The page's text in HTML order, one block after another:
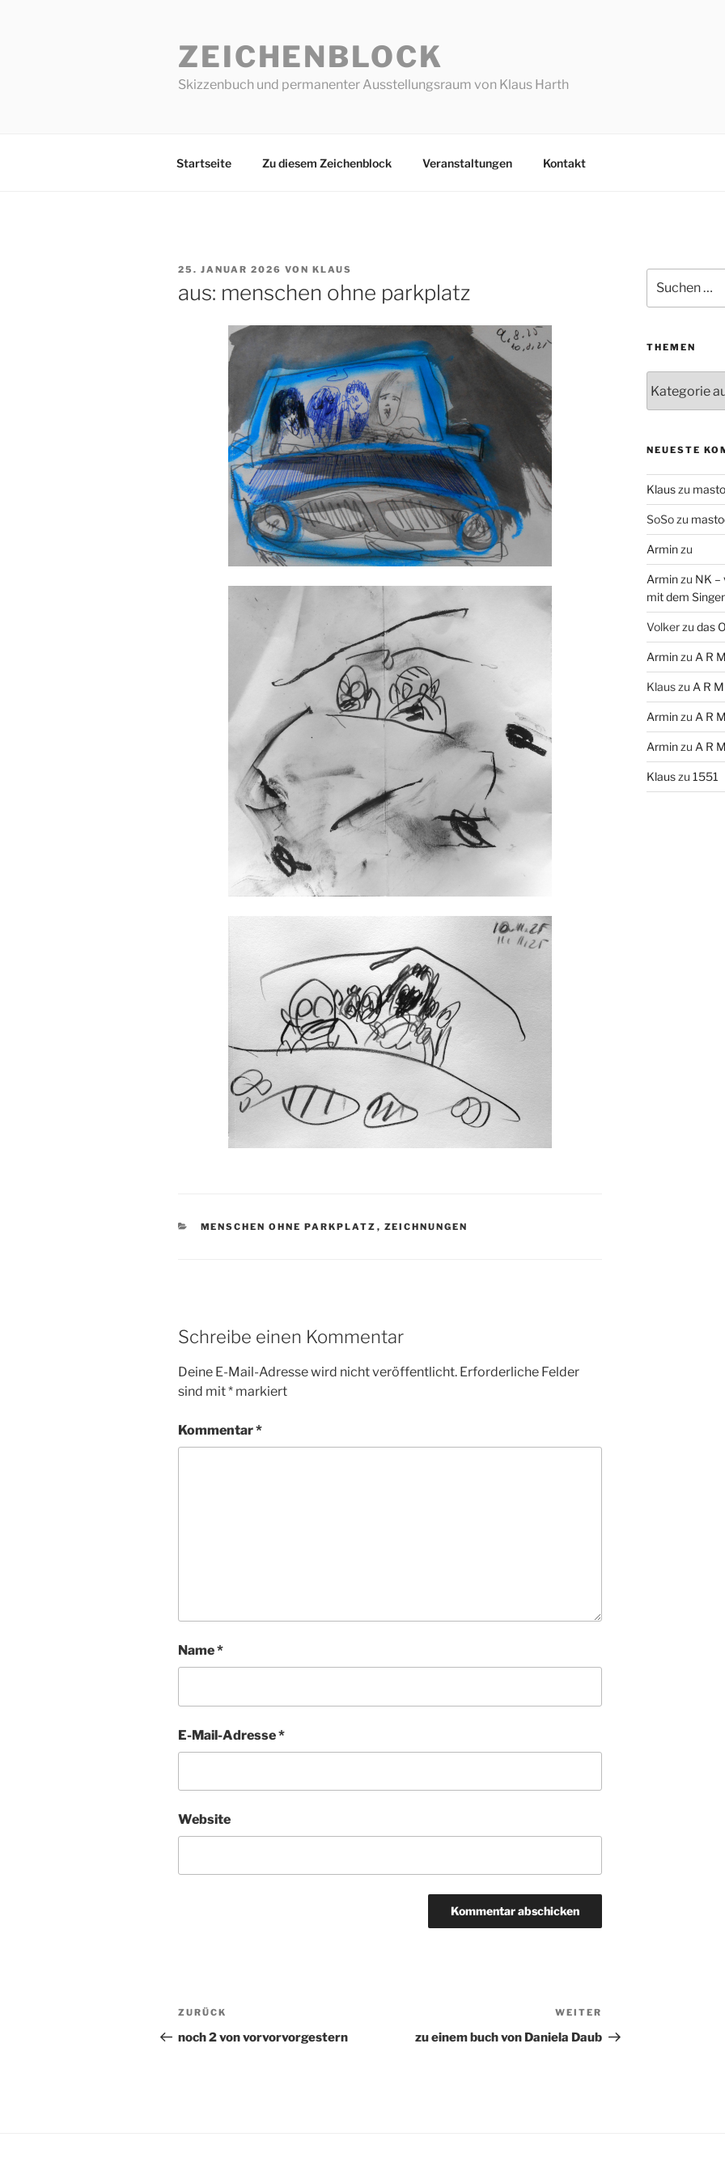
ZEICHENBLOCK
Skizzenbuch und permanenter Ausstellungsraum von Klaus Harth
Startseite Zu diesem Zeichenblock Veranstaltungen Kontakt
VERÖFFENTLICHT
25. JANUAR 2026 VON KLAUS
aus: menschen ohne parkplatz
KATEGORIEN
MENSCHEN OHNE PARKPLATZ , ZEICHNUNGEN
Schreibe einen Kommentar
Deine E-Mail-Adresse wird nicht veröffentlicht. Erforderliche Felder
sind mit* markiert
Kommentar*
Name*
E-Mail-Adresse*
Website
Beitragsnavigation
Vorheriger
Beitrag
ZURÜCK
noch 2 von vorvorvorgestern
Beitrag
WEITER
zu einem buch von Daniela Daub
nach:
THEMEN
NEUESTE
Klauszu
SoSozu
Arminzu
Arminzu NK –
mit dem
Volkerzu das
Arminzu A R
Klauszu A R
Arminzu A R
Arminzu A R
Klauszu 1551